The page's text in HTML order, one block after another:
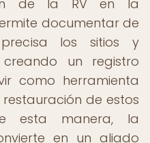
de la RV en la
documentar de
los sitios y
un registro
como herramienta
de estos
esta manera, la
en un aliado